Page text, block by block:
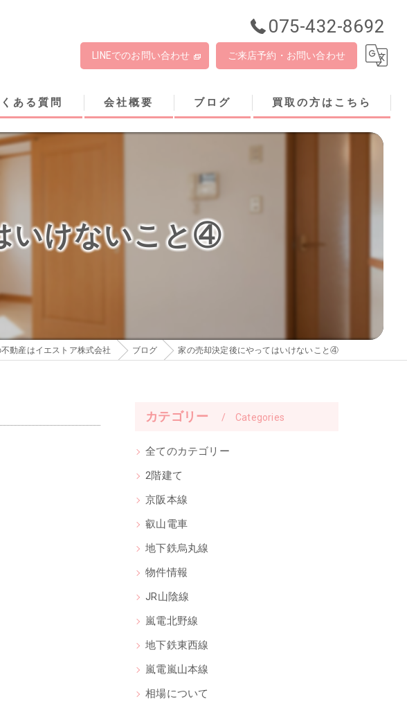
075-432-8692
LINEでのお問い合わせ ご来店予約・お問い合わせ
ある質問 会社概要 ブログ 買取の方はこちら
いけないこと④
動産はイエストア株式会社 ブログ 家の売却決定後にやってはいけないこと④
カテゴリー Categories
全てのカテゴリー
2階建て
京阪本線
叡山電車
地下鉄烏丸線
物件情報
JR山陰線
嵐電北野線
地下鉄東西線
嵐電嵐山本線
相場について